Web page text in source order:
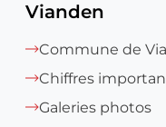
Vianden
Commune de
Chiffres
Galeries photos